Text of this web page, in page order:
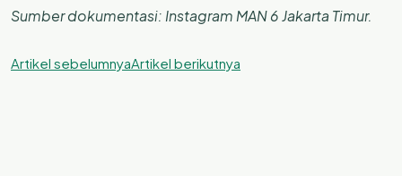
Sumber dokumentasi: Instagram MAN 6 Jakarta Timur.
Artikel sebelumnyaArtikel berikutnya